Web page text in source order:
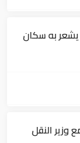
به سكان
النقل